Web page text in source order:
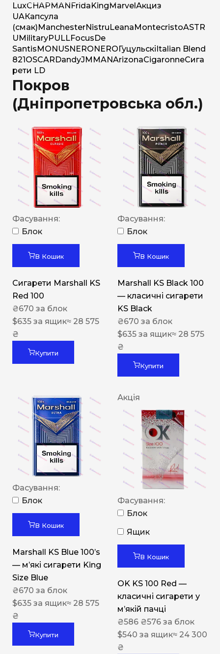
LuxCHAPMANFrida KingMarvel Акциз
UAКапсула
(смак) ManchesterNistru Leana MontecristoASTR
U MilitaryPULLFocus De
Santis MONUSNERO NERO Гуцульскі Italian Blend
821 OSCAR DandyJM MANArizonaCigaronneСига
рети LD
Покров
(Дніпропетровська обл.)
Фасування:
Блок
В Кошик
Сигарети Marshall KS
Red 100
₴670 за блок
$635 за ящик≈ 28 575
₴
Купити
Фасування:
Блок
В Кошик
Marshall KS Black 100
— класичні сигарети
KS Black
₴670 за блок
$635 за ящик≈ 28 575
₴
Купити
Фасування:
Блок
В Кошик
Marshall KS Blue 100’s
— м’які сигарети King
Size Blue
₴670 за блок
$635 за ящик≈ 28 575
₴
Купити
Акція
Фасування:
Блок
Ящик
В Кошик
OK KS 100 Red —
класичні сигарети у
м’якій пачці
₴586 ₴576 за блок
$540 за ящик≈ 24 300
₴